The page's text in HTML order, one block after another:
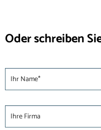
Oder schreiben